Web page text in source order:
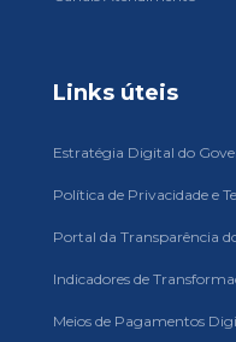
Links úteis
Estratégia Digital do
Política de Privacidade e
Portal da Transparência
Indicadores de
Meios de Pagamentos